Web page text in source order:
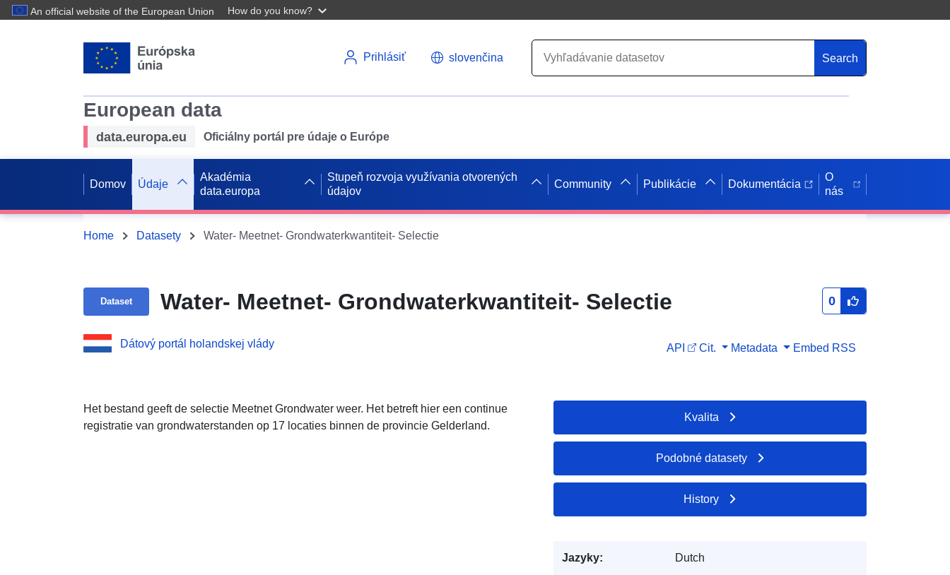
An official website of the European Union How do you know?
Prihlásiť slovenčina Search
European data
data.europa.eu Oficiálny portál pre údaje o Európe
Domov Údaje
Akadémia
data.europa
Stupeň rozvoja využívania otvorených
údajov
Community Publikácie Dokumentácia
O
nás
Home Datasety Water- Meetnet- Grondwaterkwantiteit- Selectie
Dataset Water- Meetnet- Grondwaterkwantiteit- Selectie 0
Dátový portál holandskej vlády API Cit. Metadata Embed RSS
Het bestand geeft de selectie Meetnet Grondwater weer. Het betreft hier een continue
registratie van grondwaterstanden op 17 locaties binnen de provincie Gelderland.
Kvalita
Podobné datasety
History
Jazyky: Dutch